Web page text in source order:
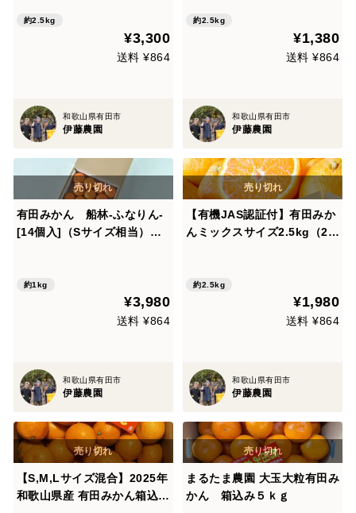
約2.5kg
¥3,300
送料 ¥864
和歌山県有田市
伊藤農園
約2.5kg
¥1,380
送料 ¥864
和歌山県有田市
伊藤農園
有田みかん 船林-ふなりん-
[14個入]（Sサイズ相当）贈
約1kg
¥3,980
送料 ¥864
和歌山県有田市
伊藤農園
【有機JAS認証付】有田みか
んミックスサイズ2.5kg（2S
約2.5kg
¥1,980
送料 ¥864
和歌山県有田市
伊藤農園
【S,M,Lサイズ混合】2025年
和歌山県産 有田みかん箱込約
まるたま農園 大玉大粒有田み
かん 箱込み５ｋｇ